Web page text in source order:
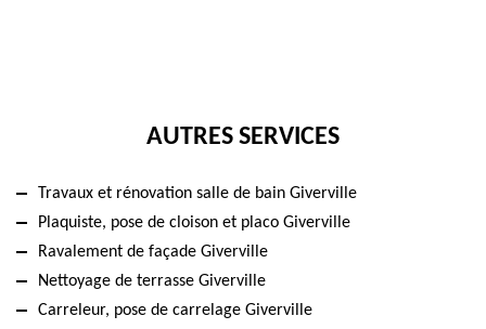
AUTRES SERVICES
Travaux et rénovation salle de bain Giverville
Plaquiste, pose de cloison et placo Giverville
Ravalement de façade Giverville
Nettoyage de terrasse Giverville
Carreleur, pose de carrelage Giverville